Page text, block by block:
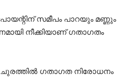
സമീപം പാറയും മണ്ണും
നീക്കിയാണ് ഗതാഗതം
ചുരത്തിൽ ഗതാഗത നിരോധനം